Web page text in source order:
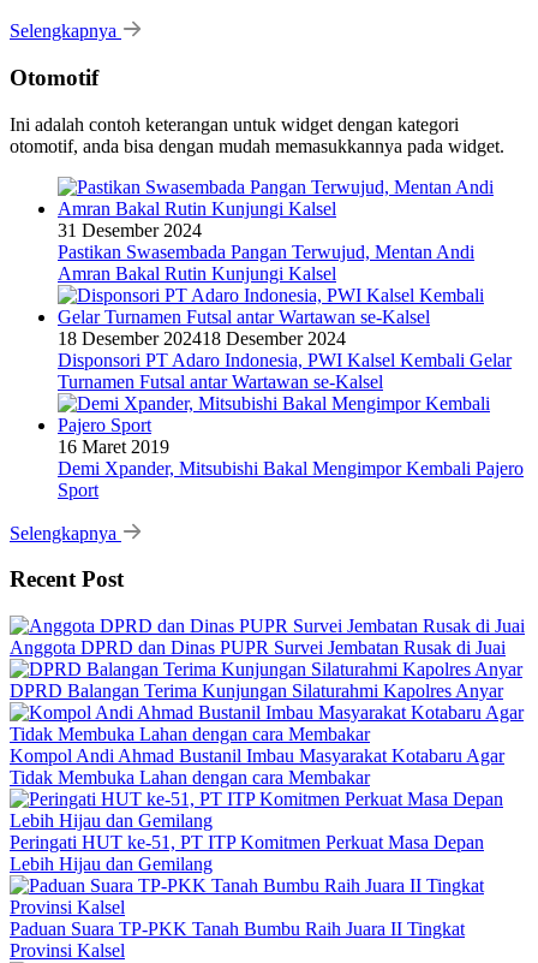
Selengkapnya
Otomotif
Ini adalah contoh keterangan untuk widget dengan kategori
otomotif, anda bisa dengan mudah memasukkannya pada widget.
31 Desember 2024
Pastikan Swasembada Pangan Terwujud, Mentan Andi
Amran Bakal Rutin Kunjungi Kalsel
18 Desember 202418 Desember 2024
Disponsori PT Adaro Indonesia, PWI Kalsel Kembali Gelar
Turnamen Futsal antar Wartawan se-Kalsel
16 Maret 2019
Demi Xpander, Mitsubishi Bakal Mengimpor Kembali Pajero
Sport
Selengkapnya
Recent Post
Anggota DPRD dan Dinas PUPR Survei Jembatan Rusak di Juai
DPRD Balangan Terima Kunjungan Silaturahmi Kapolres Anyar
Kompol Andi Ahmad Bustanil Imbau Masyarakat Kotabaru Agar
Tidak Membuka Lahan dengan cara Membakar
Peringati HUT ke-51, PT ITP Komitmen Perkuat Masa Depan
Lebih Hijau dan Gemilang
Paduan Suara TP-PKK Tanah Bumbu Raih Juara II Tingkat
Provinsi Kalsel